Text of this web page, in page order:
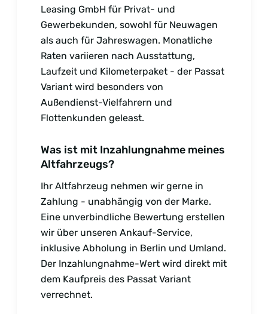
Leasing GmbH für Privat- und
Gewerbekunden, sowohl für Neuwagen
als auch für Jahreswagen. Monatliche
Raten variieren nach Ausstattung,
Laufzeit und Kilometerpaket - der Passat
Variant wird besonders von
Außendienst-Vielfahrern und
Flottenkunden geleast.
Was ist mit Inzahlungnahme meines
Altfahrzeugs?
Ihr Altfahrzeug nehmen wir gerne in
Zahlung - unabhängig von der Marke.
Eine unverbindliche Bewertung erstellen
wir über unseren Ankauf-Service,
inklusive Abholung in Berlin und Umland.
Der Inzahlungnahme-Wert wird direkt mit
dem Kaufpreis des Passat Variant
verrechnet.